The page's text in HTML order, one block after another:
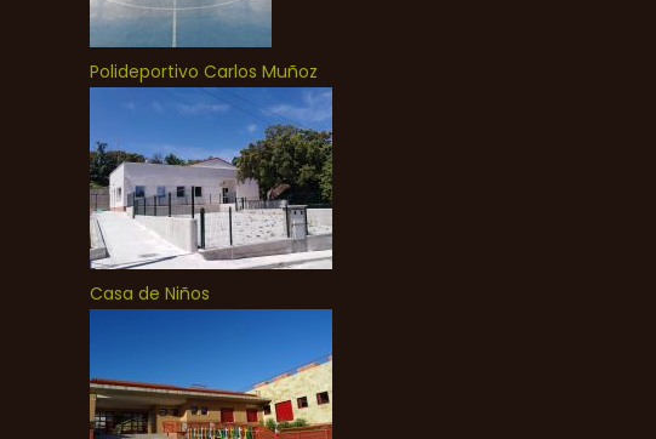
Polideportivo Carlos Muñoz
Casa de Niños